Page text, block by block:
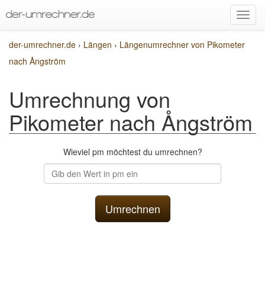
der-umrechner.de › Längen › Längenumrechner von Pikometer
nach Ångström
Umrechnung von
Pikometer nach Ångström
Wieviel pm möchtest du umrechnen?